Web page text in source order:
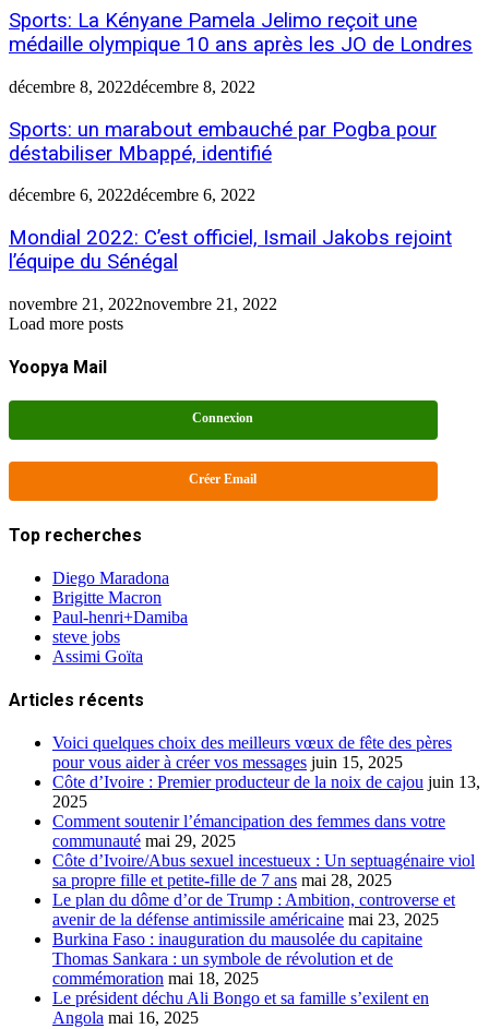
Sports: La Kényane Pamela Jelimo reçoit une
médaille olympique 10 ans après les JO de Londres
décembre 8, 2022décembre 8, 2022
Sports: un marabout embauché par Pogba pour
déstabiliser Mbappé, identifié
décembre 6, 2022décembre 6, 2022
Mondial 2022: C’est officiel, Ismail Jakobs rejoint
l’équipe du Sénégal
novembre 21, 2022novembre 21, 2022
Load more posts
Yoopya Mail
Connexion
Créer Email
Top recherches
Diego Maradona
Brigitte Macron
Paul-henri+Damiba
steve jobs
Assimi Goïta
Articles récents
Voici quelques choix des meilleurs vœux de fête des pères
pour vous aider à créer vos messages juin 15, 2025
Côte d’Ivoire : Premier producteur de la noix de cajou juin 13,
2025
Comment soutenir l’émancipation des femmes dans votre
communauté mai 29, 2025
Côte d’Ivoire/Abus sexuel incestueux : Un septuagénaire viol
sa propre fille et petite-fille de 7 ans mai 28, 2025
Le plan du dôme d’or de Trump : Ambition, controverse et
avenir de la défense antimissile américaine mai 23, 2025
Burkina Faso : inauguration du mausolée du capitaine
Thomas Sankara : un symbole de révolution et de
commémoration mai 18, 2025
Le président déchu Ali Bongo et sa famille s’exilent en
Angola mai 16, 2025